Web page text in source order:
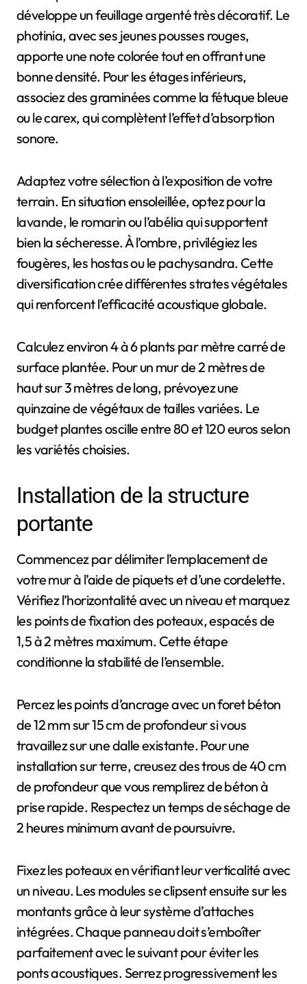
développe un feuillage argenté très décoratif. Le
photinia, avec ses jeunes pousses rouges,
apporte une note colorée tout en offrant une
bonne densité. Pour les étages inférieurs,
associez des graminées comme la fétuque bleue
ou le carex, qui complètent l’effet d’absorption
sonore.
Adaptez votre sélection à l’exposition de votre
terrain. En situation ensoleillée, optez pour la
lavande, le romarin ou l’abélia qui supportent
bien la sécheresse. À l’ombre, privilégiez les
fougères, les hostas ou le pachysandra. Cette
diversification crée différentes strates végétales
qui renforcent l’efficacité acoustique globale.
Calculez environ 4 à 6 plants par mètre carré de
surface plantée. Pour un mur de 2 mètres de
haut sur 3 mètres de long, prévoyez une
quinzaine de végétaux de tailles variées. Le
budget plantes oscille entre 80 et 120 euros selon
les variétés choisies.
Installation de la structure
portante
Commencez par délimiter l’emplacement de
votre mur à l’aide de piquets et d’une cordelette.
Vérifiez l’horizontalité avec un niveau et marquez
les points de fixation des poteaux, espacés de
1,5 à 2 mètres maximum. Cette étape
conditionne la stabilité de l’ensemble.
Percez les points d’ancrage avec un foret béton
de 12 mm sur 15 cm de profondeur si vous
travaillez sur une dalle existante. Pour une
installation sur terre, creusez des trous de 40 cm
de profondeur que vous remplirez de béton à
prise rapide. Respectez un temps de séchage de
2 heures minimum avant de poursuivre.
Fixez les poteaux en vérifiant leur verticalité avec
un niveau. Les modules se clipsent ensuite sur les
montants grâce à leur système d’attaches
intégrées. Chaque panneau doit s’emboîter
parfaitement avec le suivant pour éviter les
ponts acoustiques. Serrez progressivement les